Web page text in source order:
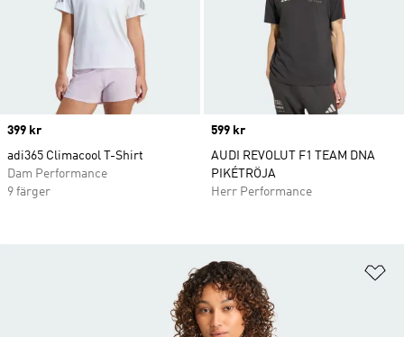
Price
399 kr
adi365 Climacool T-Shirt
Dam Performance
9 färger
Price
599 kr
AUDI REVOLUT F1 TEAM DNA
PIKÉTRÖJA
Herr Performance